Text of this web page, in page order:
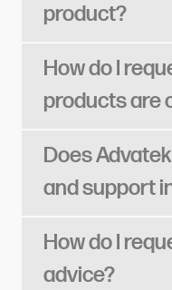
product?​​​​‌ ‍ ​‍​‍‌‍ ‌ ​‍‌‍‍‌‌‍‌ ‌‍‍‌‌‍ ‍​‍​‍​ ‍‍​‍​‍‌ ​ ‌‍​‌‌‍ ‍‌‍‍‌‌ ‌​‌ ‍‌​‍ ‍‌‍‍‌‌‍ ​‍​‍​‍ ​​‍​‍‌‍‍​‌ ​‍‌‍‌‌‌‍‌‍​‍​‍​ ‍‍​‍​‍​‍ ‌ ​ ‌ ‌​‌ ‌‌‌‍‌​‌‍‍‌‌‍ ​‍ ‌‍‍‌‌‍ ‍‌ ‌​‌‍‌‌‌‍ ‍‌ ‌​​‍ ‌‍‌‌‌‍‌​‌‍‍‌‌ ‌​​‍ ‌‍ ‌‌‍ ‌‍‌​‌‍‌‌​ ‌‌ ​​‌ ​‍‌‍‌‌‌ ​ ‌‍‌‌‌‍ ‍‌ ‌​‌‍​‌‌ ‌​‌‍‍‌‌‍ ‌‍ ‍​ ‍ ‌‍‍‌‌‍‌​​ ‌‌‍​‍​ ‌‌‌‍‌​​ ‍‌‌‍​‍‌‍​‍​ ‍‌​ ​‌​‍ ‌​ ‍​​ ‌‍‌‍‌‍​ ‍‌​‍ ‌​ ‌​​ ‌‍‌‍‌‌‌‍‌‌​‍ ‌‌‍​‍​ ‍‌​ ‌ ‌‍​‌​‍ ‌​ ​‍‌‍‌‌​ ‍​‌‍​‌​ ‌​​ ​‍​ ​ ​ ‍​​ ‌​​ ​‌​ ‌‍​ ‌‍​ ‍ ‌ ‌​‌ ‍‌‌ ​​‌‍‌‌​ ‌‌‍‌‍‌‍​‌‌ ​‌​ ‍ ‌ ​​‌‍​‌‌ ‌​‌‍‍​​ ‌‌ ‌​‌‍‍‌‌ ‌​‌‍ ​‌‍‌‌​ ‌‍​‍‌‍​‌‌ ​ ‌‍‌‌‌‌‌‌‌ ​‍‌‍ ​​ ‌​‍‌‌​ ​‍‌​‌‍‌ ​ ‌ ‌​‌ ‌‌‌‍‌​‌‍‍‌‌‍ ​‍‌‍‌‍‍‌‌‍‌​​ ‌‌‍​‍​ ‌‌‌‍‌​​ ‍‌‌‍​‍‌‍​‍​ ‍‌​ ​‌​‍ ‌​ ‍​​ ‌‍‌‍‌‍​ ‍‌​‍ ‌​ ‌​​ ‌‍‌‍‌‌‌‍‌‌​‍ ‌‌‍​‍​ ‍‌​ ‌ ‌‍​‌​‍ ‌​ ​‍‌‍‌‌​ ‍​‌‍​‌​ ‌​​ ​‍​ ​ ​ ‍​​ ‌​​ ​‌​ ‌‍​ ‌‍​‍‌‍‌ ‌​‌ ‍‌‌ ​​‌‍‌‌​ ‌‌‍‌‍‌‍​‌‌ ​‌​‍‌‍‌ ​​‌‍​‌‌ ‌​‌‍‍​​ ‌‌ ‌​‌‍‍‌‌ ‌​‌‍ ​‌‍‌‌​‍‌‍‌ ​​‌‍‌‌‌ ​‍‌ ​ ‌ ​​‌‍‌‌‌‍​ ‌ ‌​‌‍‍‌‌ ‌‍‌‍‌‌​ ‌‌ ​​‌ ‌‌‌‍​‍‌‍ ​‌‍‍‌‌ ​ ‌‍‍​‌‍‌‌‌‍‌​​‍​‍‌ ‌
How do I
products are out of warranty?​​​​‌
Does
and support in my region?​​​​‌
How do I
advice?​​​​‌ ‍ ​‍​‍‌‍ ‌ ​‍‌‍‍‌‌‍‌ ‌‍‍‌‌‍ ‍​‍​‍​ ‍‍​‍​‍‌ ​ ‌‍​‌‌‍ ‍‌‍‍‌‌ ‌​‌ ‍‌​‍ ‍‌‍‍‌‌‍ ​‍​‍​‍ ​​‍​‍‌‍‍​‌ ​‍‌‍‌‌‌‍‌‍​‍​‍​ ‍‍​‍​‍​‍ ‌ ​ ‌ ‌​‌ ‌‌‌‍‌​‌‍‍‌‌‍ ​‍ ‌‍‍‌‌‍ ‍‌ ‌​‌‍‌‌‌‍ ‍‌ ‌​​‍ ‌‍‌‌‌‍‌​‌‍‍‌‌ ‌​​‍ ‌‍ ‌‌‍ ‌‍‌​‌‍‌‌​ ‌‌ ​​‌ ​‍‌‍‌‌‌ ​ ‌‍‌‌‌‍ ‍‌ ‌​‌‍​‌‌ ‌​‌‍‍‌‌‍ ‌‍ ‍​ ‍ ‌‍‍‌‌‍‌​​ ‌​ ​​​ ‌ ‌‍‌​​ ‌‌​ ​‌​ ‍​​ ‌ ​ ‍‌​‍ ‌​ ‌‍​ ‍‌‌‍​ ​ ​‍​‍ ‌​ ‌​​ ​‍‌‍‌‌‌‍‌‌​‍ ‌​ ‍‌​ ‌​‌‍‌‍​ ‌‍​‍ ‌‌‍​‍‌‍​‍​ ‌‌​ ‍​‌‍‌‍​ ​‍​ ​‌​ ‌​​ ‍​​ ‌‌​ ‌ ​ ‌​​ ‍ ‌ ‌​‌ ‍‌‌ ​​‌‍‌‌​ ‌‌‍‌‍‌‍​‌‌ ​‌​ ‍ ‌ ​​‌‍​‌‌ ‌​‌‍‍​​ ‌‌ ‌​‌‍‍‌‌ ‌​‌‍ ​‌‍‌‌​ ‌‍​‍‌‍​‌‌ ​ ‌‍‌‌‌‌‌‌‌ ​‍‌‍ ​​ ‌​‍‌‌​ ​‍‌​‌‍‌ ​ ‌ ‌​‌ ‌‌‌‍‌​‌‍‍‌‌‍ ​‍‌‍‌‍‍‌‌‍‌​​ ‌​ ​​​ ‌ ‌‍‌​​ ‌‌​ ​‌​ ‍​​ ‌ ​ ‍‌​‍ ‌​ ‌‍​ ‍‌‌‍​ ​ ​‍​‍ ‌​ ‌​​ ​‍‌‍‌‌‌‍‌‌​‍ ‌​ ‍‌​ ‌​‌‍‌‍​ ‌‍​‍ ‌‌‍​‍‌‍​‍​ ‌‌​ ‍​‌‍‌‍​ ​‍​ ​‌​ ‌​​ ‍​​ ‌‌​ ‌ ​ ‌​​‍‌‍‌ ‌​‌ ‍‌‌ ​​‌‍‌‌​ ‌‌‍‌‍‌‍​‌‌ ​‌​‍‌‍‌ ​​‌‍​‌‌ ‌​‌‍‍​​ ‌‌ ‌​‌‍‍‌‌ ‌​‌‍ ​‌‍‌‌​‍‌‍‌ ​​‌‍‌‌‌ ​‍‌ ​ ‌ ​​‌‍‌‌‌‍​ ‌ ‌​‌‍‍‌‌ ‌‍‌‍‌‌​ ‌‌ ​​‌ ‌‌‌‍​‍‌‍ ​‌‍‍‌‌ ​ ‌‍‍​‌‍‌‌‌‍‌​​‍​‍‌ ‌